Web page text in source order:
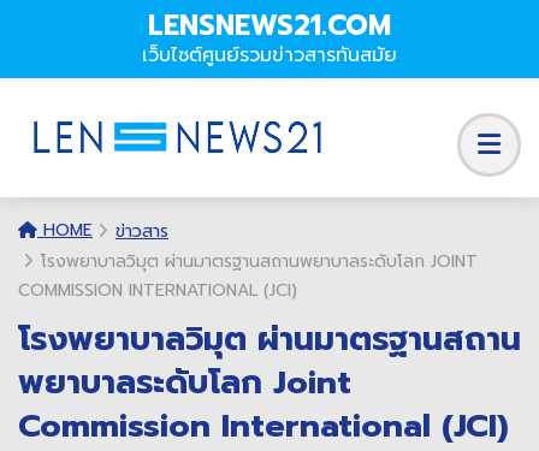
LENSNEWS21.COM
เว็บไซต์ศูนย์รวมข่าวสารทันสมัย
HOME
ข่าวสาร
โรงพยาบาลวิมุต ผ่านมาตรฐานสถานพยาบาลระดับโลก JOINT
COMMISSION INTERNATIONAL (JCI)
โรงพยาบาลวิมุต ผ่านมาตรฐานสถาน
พยาบาลระดับโลก Joint
Commission International (JCI)